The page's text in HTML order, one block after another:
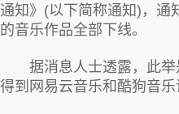
通知》(以下简称通知)，通
的音乐作品全部下线。
据消息人士透露，此举
得到网易云音乐和酷狗音乐